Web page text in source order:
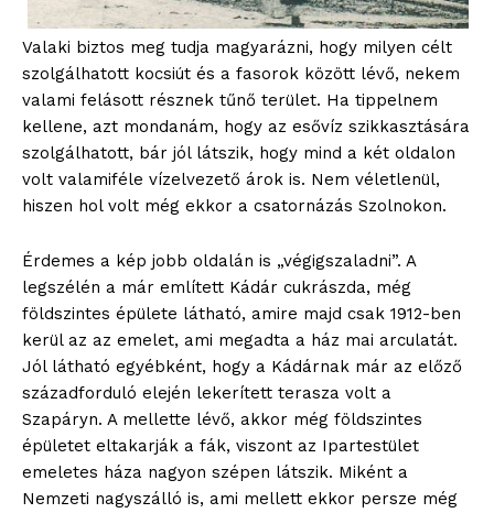
Valaki biztos meg tudja magyarázni, hogy milyen célt
szolgálhatott kocsiút és a fasorok között lévő, nekem
valami felásott résznek tűnő terület. Ha tippelnem
kellene, azt mondanám, hogy az esővíz szikkasztására
szolgálhatott, bár jól látszik, hogy mind a két oldalon
volt valamiféle vízelvezető árok is. Nem véletlenül,
hiszen hol volt még ekkor a csatornázás Szolnokon.
Érdemes a kép jobb oldalán is „végigszaladni”. A
legszélén a már említett Kádár cukrászda, még
földszintes épülete látható, amire majd csak 1912-ben
kerül az az emelet, ami megadta a ház mai arculatát.
Jól látható egyébként, hogy a Kádárnak már az előző
századforduló elején lekerített terasza volt a
Szapáryn. A mellette lévő, akkor még földszintes
épületet eltakarják a fák, viszont az Ipartestület
emeletes háza nagyon szépen látszik. Miként a
Nemzeti nagyszálló is, ami mellett ekkor persze még